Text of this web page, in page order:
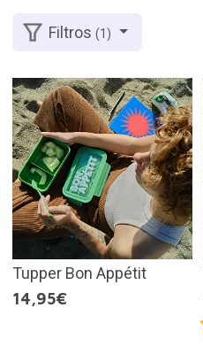
Filtros(1)
Tupper Bon Appétit
14,95€